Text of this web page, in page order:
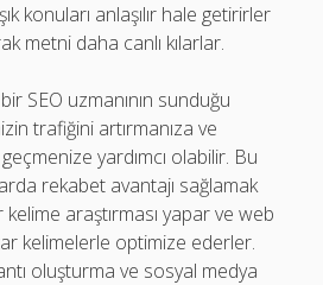
konuları anlaşılır hale getirirler
metni daha canlı kılarlar.
SEO uzmanının sunduğu
trafiğini artırmanıza ve
yardımcı olabilir. Bu
rekabet avantajı sağlamak
araştırması yapar ve web
kelimelerle optimize ederler.
oluşturma ve sosyal medya